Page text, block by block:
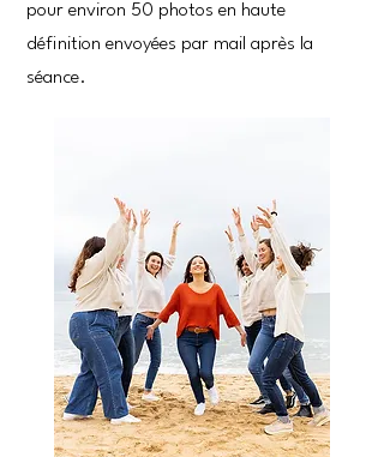
pour environ 50 photos en haute
définition envoyées par mail après la
séance.